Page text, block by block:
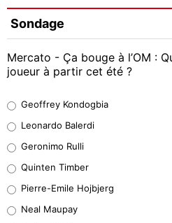
Sondage
Mercato - Ça bouge à l’OM :
joueur à partir cet été ?
38%
32%
5%
Geoffrey Kondogbia
Leonardo Balerdi
Geronimo Rulli
Quinten Timber
Pierre-Emile Hojbjerg
Neal Maupay